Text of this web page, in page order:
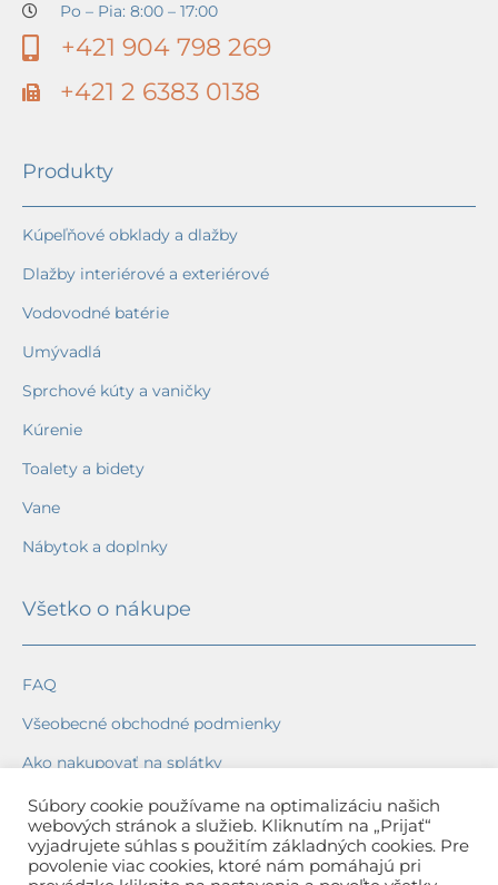
Po – Pia: 8:00 – 17:00
+421 904 798 269
+421 2 6383 0138
Produkty
Kúpeľňové obklady a dlažby
Dlažby interiérové a exteriérové
Vodovodné batérie
Umývadlá
Sprchové kúty a vaničky
Kúrenie
Toalety a bidety
Vane
Nábytok a doplnky
Všetko o nákupe
FAQ
Všeobecné obchodné podmienky
Ako nakupovať na splátky
Ochrana osobných údajov
Reklamačný poriadok
Spôsob a cena dopravy
Súbory cookie používame na optimalizáciu našich
webových stránok a služieb. Kliknutím na „Prijať“
vyjadrujete súhlas s použitím základných cookies. Pre
povolenie viac cookies, ktoré nám pomáhajú pri